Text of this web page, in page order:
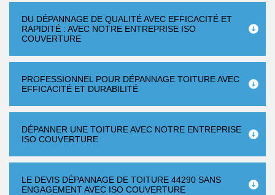
DU DÉPANNAGE DE QUALITÉ AVEC EFFICACITÉ ET
RAPIDITÉ : AVEC NOTRE ENTREPRISE ISO
COUVERTURE
PROFESSIONNEL POUR DÉPANNAGE TOITURE AVEC
EFFICACITÉ ET DURABILITÉ
DÉPANNER UNE TOITURE AVEC NOTRE ENTREPRISE
ISO COUVERTURE
LE DEVIS DÉPANNAGE DE TOITURE 44290 SANS
ENGAGEMENT AVEC ISO COUVERTURE